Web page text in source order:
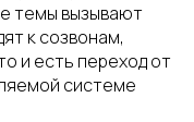
темы вызывают
к созвонам,
и есть переход от
системе